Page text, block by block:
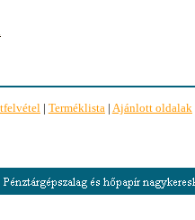
| Terméklista | Ajánlott oldalak